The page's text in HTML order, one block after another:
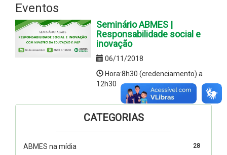
Eventos
Seminário ABMES |
Responsabilidade social e
inovação
06/11/2018
Hora:8h30 (credenciamento) a
12h30
CATEGORIAS
28
ABMES na mídia